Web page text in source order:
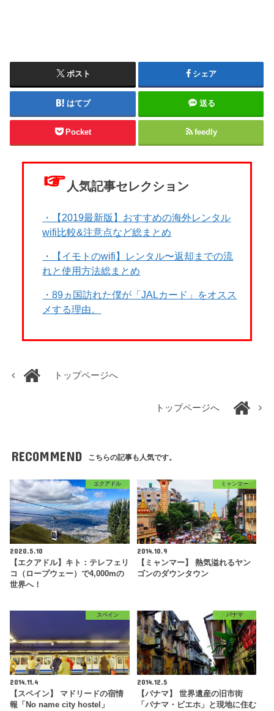
ポスト シェア
はてブ 送る
Pocket feedly
☞ 人気記事セレクション
・【2019最新版】おすすめの海外レンタル
wifi比較&注意点など総まとめ
・【イモトのwifi】レンタル〜返却までの流
れと使用方法総まとめ
・89ヵ国訪れた僕が「JALカード」をオスス
メする理由。
トップページへ
トップページへ
RECOMMEND こちらの記事も人気です。
エクアドル
2020.5.10
【エクアドル】キト：テレフェリ
コ（ロープウェー）で4,000mの
世界へ！
ミャンマー
2014.10.9
【ミャンマー】 熱気溢れるヤン
ゴンのダウンタウン
スペイン
2014.11.4
【スペイン】 マドリードの宿情
報「No name city hostel」
パナマ
2014.12.5
【パナマ】 世界遺産の旧市街
「パナマ・ビエホ」と現地に住む